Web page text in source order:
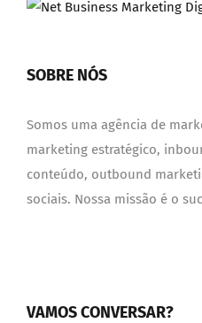
SOBRE NÓS
Somos uma agência de
marketing estratégico,
conteúdo, outbound
sociais. Nossa missão é o
VAMOS CONVERSAR?